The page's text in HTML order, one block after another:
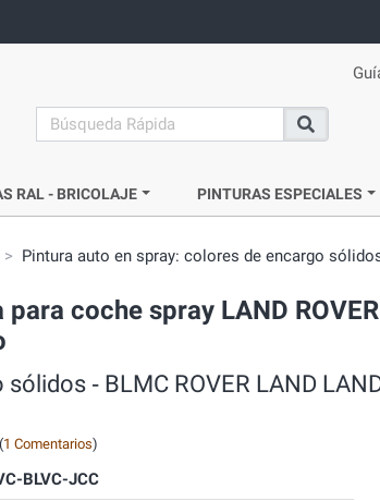
search
Buscar
RAL - BRICOLAJE PINTURAS ESPECIALES
Pintura auto en spray: colores de encargo
coche spray LAND ROVER
‐ BLMC ROVER LAND
(1 Comentarios)
BLVC-JCC